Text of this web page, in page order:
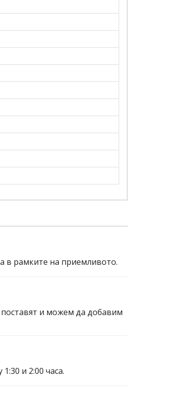
в рамките на приемливото.
поставят и можем да добавим
и 2:00 часа.